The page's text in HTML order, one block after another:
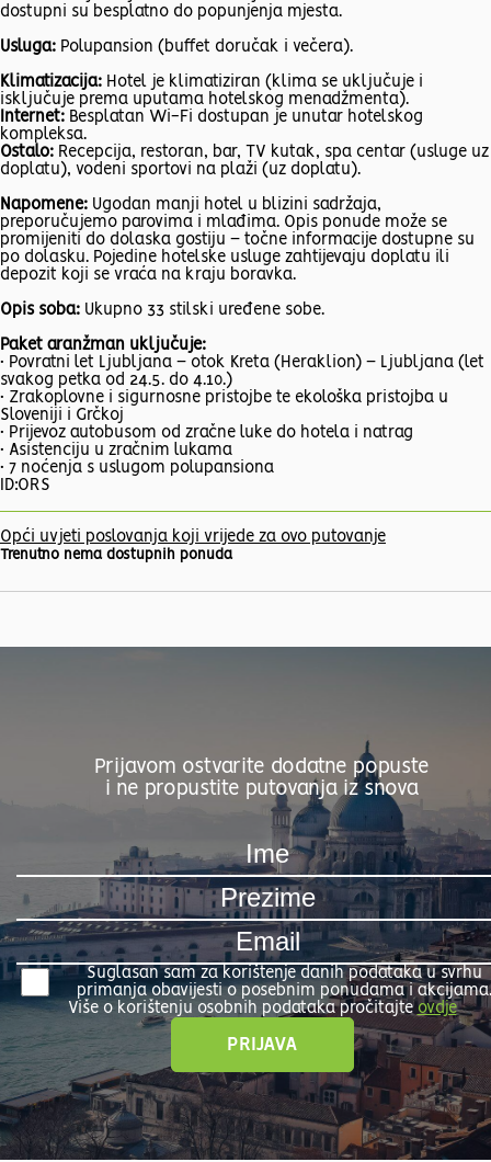
dostupni su besplatno do popunjenja mjesta.
Usluga: Polupansion (buffet doručak i večera).
Klimatizacija: Hotel je klimatiziran (klima se uključuje i
isključuje prema uputama hotelskog menadžmenta).
Internet: Besplatan Wi-Fi dostupan je unutar hotelskog
kompleksa.
Ostalo: Recepcija, restoran, bar, TV kutak, spa centar (usluge uz
doplatu), vodeni sportovi na plaži (uz doplatu).
Napomene: Ugodan manji hotel u blizini sadržaja,
preporučujemo parovima i mlađima. Opis ponude može se
promijeniti do dolaska gostiju – točne informacije dostupne su
po dolasku. Pojedine hotelske usluge zahtijevaju doplatu ili
depozit koji se vraća na kraju boravka.
Opis soba: Ukupno 33 stilski uređene sobe.
Paket aranžman uključuje:
• Povratni let Ljubljana – otok Kreta (Heraklion) – Ljubljana (let
svakog petka od 24.5. do 4.10.)
• Zrakoplovne i sigurnosne pristojbe te ekološka pristojba u
Sloveniji i Grčkoj
• Prijevoz autobusom od zračne luke do hotela i natrag
• Asistenciju u zračnim lukama
• 7 noćenja s uslugom polupansiona
ID:ORS
Opći uvjeti poslovanja koji vrijede za ovo putovanje
Trenutno nema dostupnih ponuda
Prijavom ostvarite dodatne popuste
i ne propustite putovanja iz snova
Suglasan sam za korištenje danih podataka u svrhu
primanja obavijesti o posebnim ponudama i akcijama.
Više o korištenju osobnih podataka pročitajte ovdje